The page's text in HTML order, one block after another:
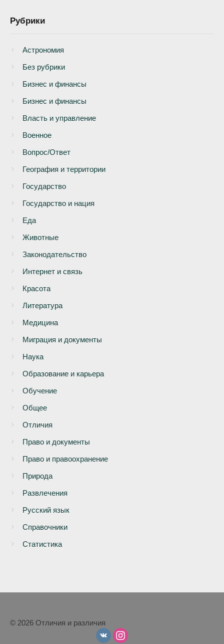
Рубрики
Астрономия
Без рубрики
Бизнеc и финансы
Бизнес и финансы
Власть и управление
Военное
Вопрос/Ответ
География и территории
Государство
Государство и нация
Еда
Животные
Законодательство
Интернет и связь
Красота
Литература
Медицина
Миграция и документы
Наука
Образование и карьера
Обучение
Общее
Отличия
Право и документы
Право и правоохранение
Природа
Развлечения
Русский язык
Справочники
Статистика
© 2026 Отличия и различия